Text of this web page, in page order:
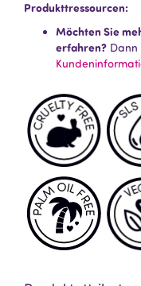
Produkttressourcen:
Möchten Sie
erfahren? Dann